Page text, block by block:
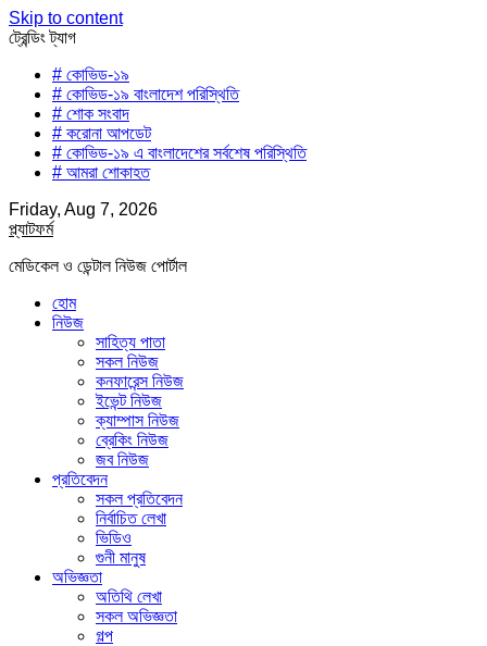
Skip to content
ট্রেন্ডিং ট্যাগ
# কোভিড-১৯
# কোভিড-১৯ বাংলাদেশ পরিস্থিতি
# শোক সংবাদ
# করোনা আপডেট
# কোভিড-১৯ এ বাংলাদেশের সর্বশেষ পরিস্থিতি
# আমরা শোকাহত
Friday, Aug 7, 2026
প্ল্যাটফর্ম
মেডিকেল ও ডেন্টাল নিউজ পোর্টাল
হোম
নিউজ
সাহিত্য পাতা
সকল নিউজ
কনফারেন্স নিউজ
ইভেন্ট নিউজ
ক্যাম্পাস নিউজ
ব্রেকিং নিউজ
জব নিউজ
প্রতিবেদন
সকল প্রতিবেদন
নির্বাচিত লেখা
ভিডিও
গুনী মানুষ
অভিজ্ঞতা
অতিথি লেখা
সকল অভিজ্ঞতা
গল্প